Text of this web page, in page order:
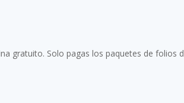
gratuito. Solo pagas los paquetes de folios